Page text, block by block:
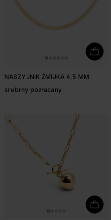
NASZYJNIK ŻMIJKA 4,5 MM
srebrny pozłacany